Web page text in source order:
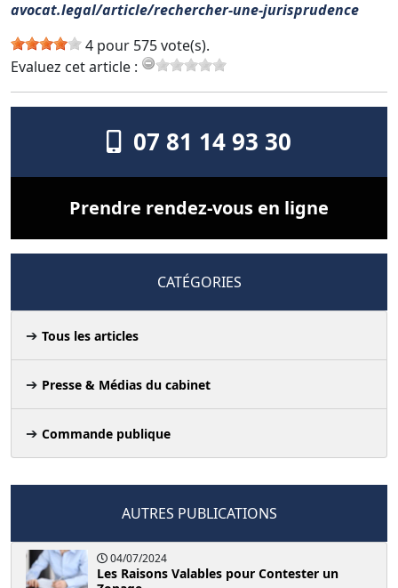
avocat.legal/article/rechercher-une-jurisprudence
4 pour 575 vote(s).
Evaluez cet article :
07 81 14 93 30
Prendre rendez-vous en ligne
CATÉGORIES
Tous les articles
Presse & Médias du cabinet
Commande publique
AUTRES PUBLICATIONS
04/07/2024
Les Raisons Valables pour Contester un